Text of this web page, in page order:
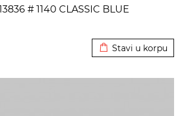
# 1140 CLASSIC BLUE
Stavi u korpu